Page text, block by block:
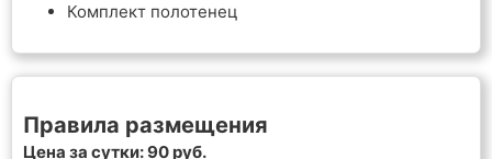
Комплект полотенец
Правила размещения
Цена за сутки: 90 руб.